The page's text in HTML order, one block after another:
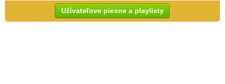
Užívateľove piesne a playlisty